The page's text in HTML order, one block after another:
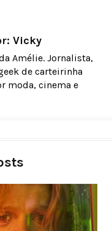
Vicky
Amélie. Jornalista,
de carteirinha
moda, cinema e